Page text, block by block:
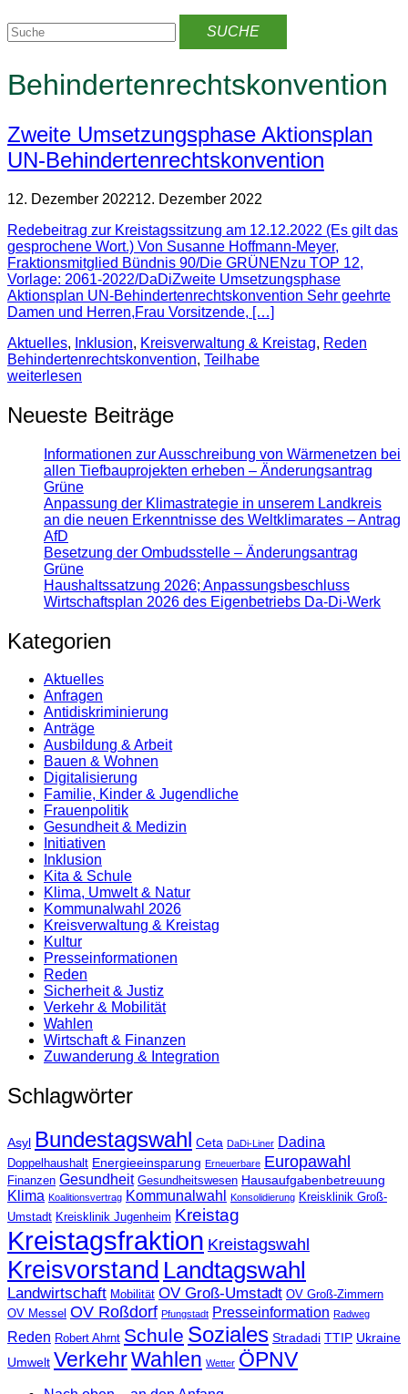
Behindertenrechtskonvention
Zweite Umsetzungsphase Aktionsplan
UN-Behindertenrechtskonvention
12. Dezember 202212. Dezember 2022
Redebeitrag zur Kreistagssitzung am 12.12.2022 (Es gilt das
gesprochene Wort.) Von Susanne Hoffmann-Meyer,
Fraktionsmitglied Bündnis 90/Die GRÜNENzu TOP 12,
Vorlage: 2061-2022/DaDiZweite Umsetzungsphase
Aktionsplan UN-Behindertenrechtskonvention Sehr geehrte
Damen und Herren,Frau Vorsitzende, […]
Aktuelles, Inklusion, Kreisverwaltung & Kreistag, Reden
Behindertenrechtskonvention, Teilhabe
weiterlesen
Neueste Beiträge
Informationen zur Ausschreibung von Wärmenetzen bei
allen Tiefbauprojekten erheben – Änderungsantrag
Grüne
Anpassung der Klimastrategie in unserem Landkreis
an die neuen Erkenntnisse des Weltklimarates – Antrag
AfD
Besetzung der Ombudsstelle – Änderungsantrag
Grüne
Haushaltssatzung 2026; Anpassungsbeschluss
Wirtschaftsplan 2026 des Eigenbetriebs Da-Di-Werk
Kategorien
Aktuelles
Anfragen
Antidiskrimi­nierung
Anträge
Ausbildung & Arbeit
Bauen & Wohnen
Digitalisierung
Familie, Kinder & Jugendliche
Frauenpolitik
Gesundheit & Medizin
Initiativen
Inklusion
Kita & Schule
Klima, Umwelt & Natur
Kommunalwahl 2026
Kreisverwaltung & Kreistag
Kultur
Presse­informationen
Reden
Sicherheit & Justiz
Verkehr & Mobilität
Wahlen
Wirtschaft & Finanzen
Zuwanderung & Integration
Schlagwörter
Asyl Bundestagswahl Ceta DaDi-Liner Dadina
Doppelhaushalt Energieeinsparung Erneuerbare Europawahl
Finanzen Gesundheit Gesundheitswesen Hausaufgabenbetreuung
Klima Koalitionsvertrag Kommunalwahl Konsolidierung Kreisklinik Groß-
Umstadt Kreisklinik Jugenheim Kreistag
Kreistagsfraktion Kreistagswahl
Kreisvorstand Landtagswahl
Landwirtschaft Mobilität OV Groß-Umstadt OV Groß-Zimmern
OV Messel OV Roßdorf Pfungstadt Presseinformation Radweg
Reden Robert Ahrnt Schule Soziales Stradadi TTIP Ukraine
Umwelt VerkehrWahlen Wetter ÖPNV